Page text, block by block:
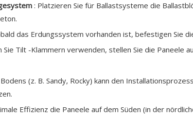
: Platzieren Sie für Ballastsysteme die
das Erdungssystem vorhanden ist, befestigen Sie
Sie Tilt -Klammern verwenden, stellen Sie die Paneele
(z. B. Sandy, Rocky) kann den
Effizienz die Paneele auf dem Süden (in der